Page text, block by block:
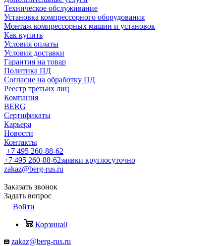
Техническое обслуживание
Установка компрессорного оборудования
Монтаж компрессорных машин и установок
Как купить
Условия оплаты
Условия доставки
Гарантия на товар
Политика ПД
Согласие на обработку ПД
Реестр третьих лиц
Компания
BERG
Сертификаты
Карьера
Новости
Контакты
+7 495 260-88-62
+7 495 260-88-62заявки круглосуточно
zakaz@berg-rus.ru
Заказать звонок
Задать вопрос
Войти
Корзина0
zakaz@berg-rus.ru